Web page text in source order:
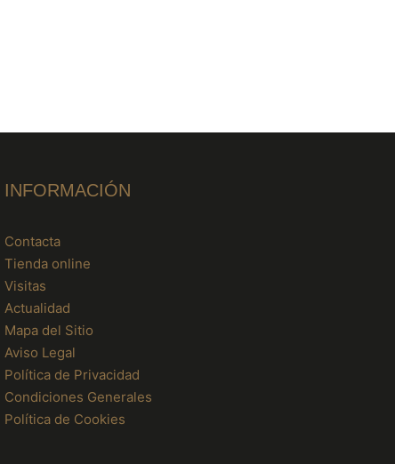
INFORMACIÓN
Contacta
Tienda online
Visitas
Actualidad
Mapa del Sitio
Aviso Legal
Política de Privacidad
Condiciones Generales
Política de Cookies